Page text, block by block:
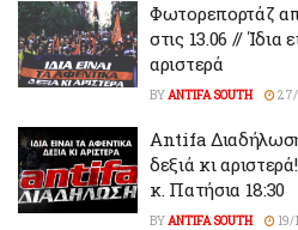
Φωτορεπορτάζ
στις 13.06 // Ίδια
αριστερά
BYANTIFA SOUTH
Antifa
δεξιά κι
κ. Πατήσια 18:30
BYANTIFA SOUTH 19/